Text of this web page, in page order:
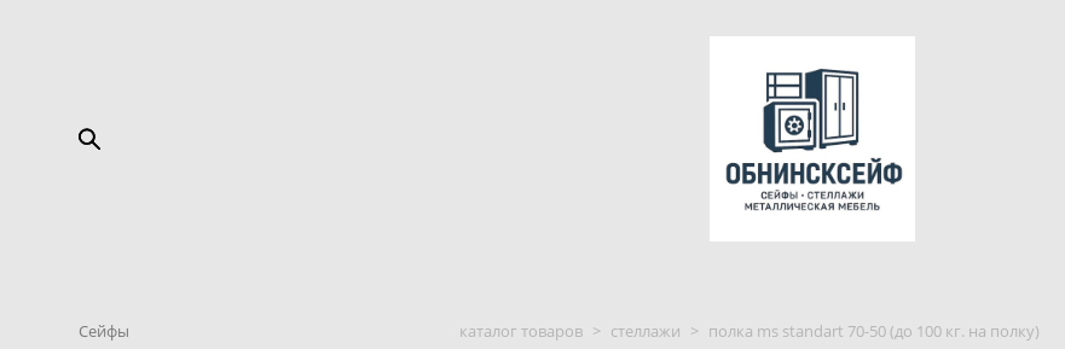
Сейфы
каталог товаров > стеллажи > полка ms standart 70-50 (до 100 кг. на полку)